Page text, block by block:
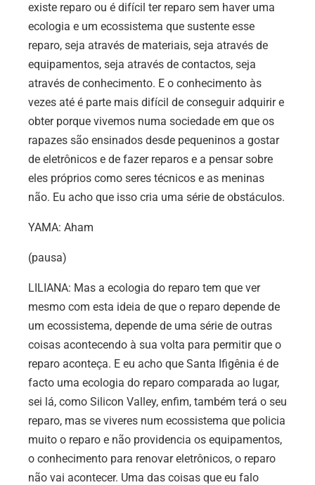
existe reparo ou é difícil ter reparo sem haver uma
ecologia e um ecossistema que sustente esse
reparo, seja através de materiais, seja através de
equipamentos, seja através de contactos, seja
através de conhecimento. E o conhecimento às
vezes até é parte mais difícil de conseguir adquirir e
obter porque vivemos numa sociedade em que os
rapazes são ensinados desde pequeninos a gostar
de eletrônicos e de fazer reparos e a pensar sobre
eles próprios como seres técnicos e as meninas
não. Eu acho que isso cria uma série de obstáculos.
YAMA: Aham
(pausa)
LILIANA: Mas a ecologia do reparo tem que ver
mesmo com esta ideia de que o reparo depende de
um ecossistema, depende de uma série de outras
coisas acontecendo à sua volta para permitir que o
reparo aconteça. E eu acho que Santa Ifigênia é de
facto uma ecologia do reparo comparada ao lugar,
sei lá, como Silicon Valley, enfim, também terá o seu
reparo, mas se viveres num ecossistema que policia
muito o reparo e não providencia os equipamentos,
o conhecimento para renovar eletrônicos, o reparo
não vai acontecer. Uma das coisas que eu falo